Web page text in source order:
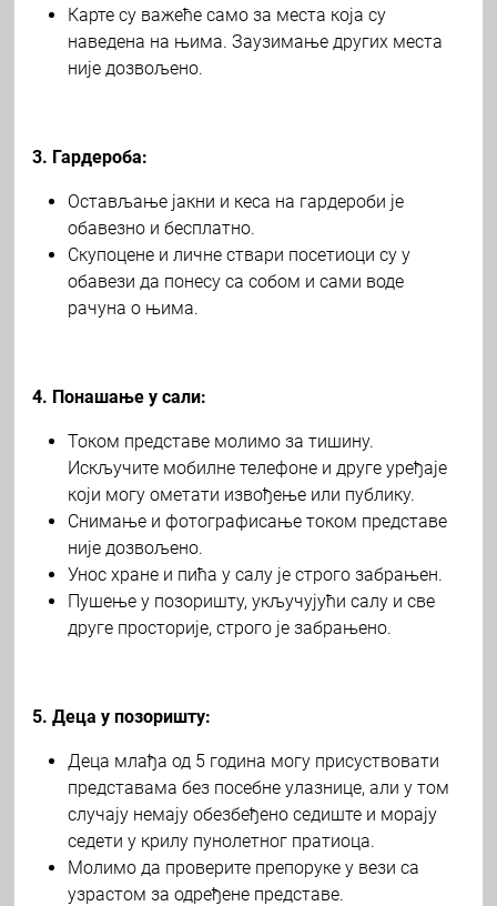
Карте су важеће само за места која су
наведена на њима. Заузимање других места
није дозвољено.
3. Гардероба:
Остављање јакни и кеса на гардероби је
обавезно и бесплатно.
Скупоцене и личне ствари посетиоци су у
обавези да понесу са собом и сами воде
рачуна о њима.
4. Понашање у сали:
Током представе молимо за тишину.
Искључите мобилне телефоне и друге уређаје
који могу ометати извођење или публику.
Снимање и фотографисање током представе
није дозвољено.
Унос хране и пића у салу је строго забрањен.
Пушење у позоришту, укључујући салу и све
друге просторије, строго је забрањено.
5. Деца у позоришту:
Деца млађа од 5 година могу присуствовати
представама без посебне улазнице, али у том
случају немају обезбеђено седиште и морају
седети у крилу пунолетног пратиоца.
Молимо да проверите препоруке у вези са
узрастом за одређене представе.